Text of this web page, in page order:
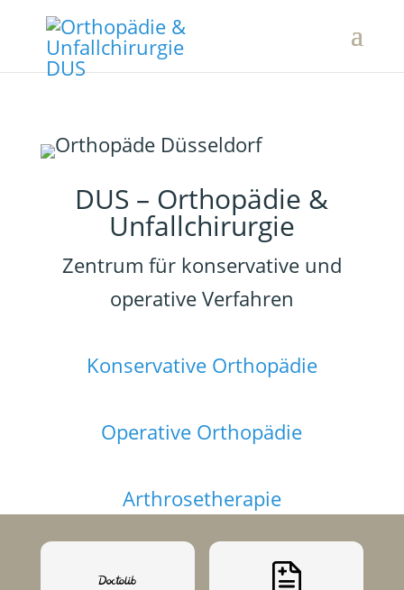
DUS – Orthopädie &
Unfallchirurgie
Zentrum für konservative und
operative Verfahren
Konservative Orthopädie
Operative Orthopädie
Arthrosetherapie